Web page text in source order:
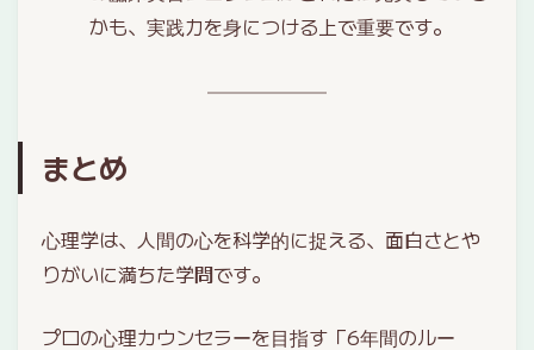
かも、実践力を身につける上で重要です。
まとめ
心理学は、人間の心を科学的に捉える、面白さとや
りがいに満ちた学問です。
プロの心理カウンセラーを目指す「6年間のルー